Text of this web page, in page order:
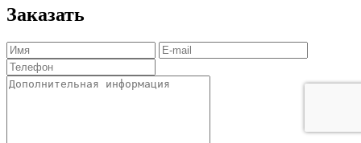
Заказать